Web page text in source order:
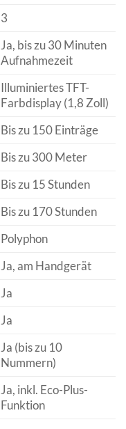
3
Ja, bis zu 30 Minuten
Aufnahmezeit
Illuminiertes TFT-
Farbdisplay (1,8 Zoll)
Bis zu 150 Einträge
Bis zu 300 Meter
Bis zu 15 Stunden
Bis zu 170 Stunden
Polyphon
Ja, am Handgerät
Ja
Ja
Ja (bis zu 10
Nummern)
Ja, inkl. Eco-Plus-
Funktion